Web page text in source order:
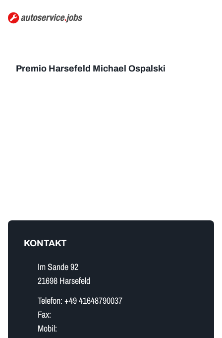
Premio Harsefeld Michael Ospalski
KONTAKT
Im Sande 92
21698 Harsefeld
Telefon: +49 41648790037
Fax:
Mobil: